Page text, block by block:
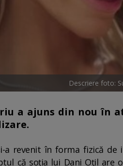
Descriere foto:
a ajuns din nou în
a revenit în forma fizică
că soția lui Dani Oțil are